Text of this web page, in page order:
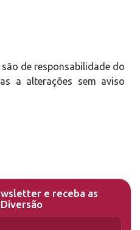
de responsabilidade do
a alterações sem aviso
e receba as